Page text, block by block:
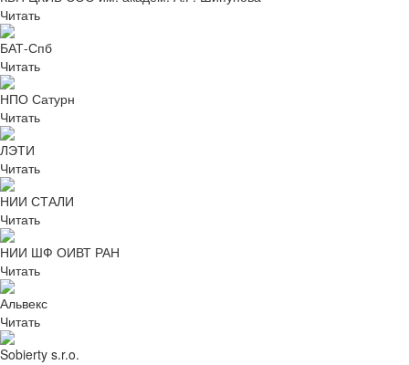
Читать
БАТ-Спб
Читать
НПО Сатурн
Читать
ЛЭТИ
Читать
НИИ СТАЛИ
Читать
НИИ ШФ ОИВТ РАН
Читать
Альвекс
Читать
Sobierty s.r.o.